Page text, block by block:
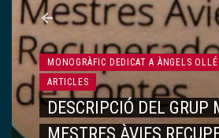
MONOGRÀFIC DEDICAT A ÀNGELS OLLÉ
ARTICLES